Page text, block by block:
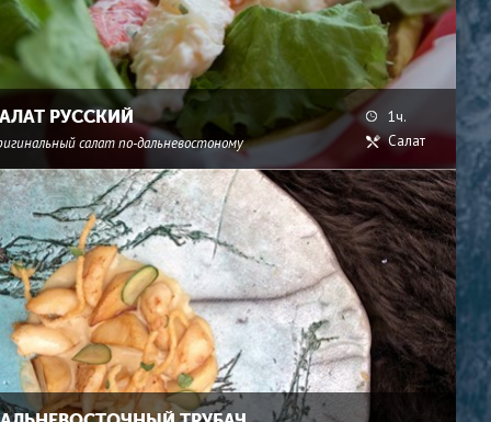
РУССКИЙ
салат по-дальневостоному
1ч.
Салат